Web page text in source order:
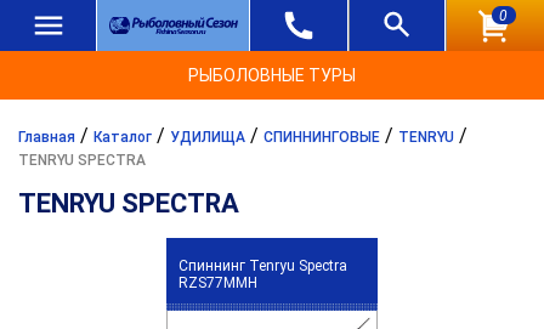
0
РЫБОЛОВНЫЕ ТУРЫ
Главная / Каталог / УДИЛИЩА / СПИННИНГОВЫЕ / TENRYU /
TENRYU SPECTRA
TENRYU SPECTRA
Спиннинг Tenryu Spectra
RZS77MMH